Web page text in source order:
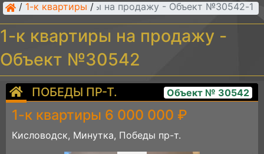
/ 1-к квартиры / 1-к квартиры на продажу - Объект №30542
1-к квартиры на продажу -
Объект №30542
ПОБЕДЫ ПР-Т. Объект № 30542
1-к квартиры 6 000 000 ₽
Кисловодск, Минутка, Победы пр-т.